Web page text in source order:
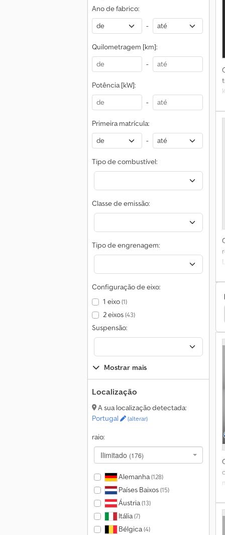
Ano de fabrico:
-
Quilometragem [km]:
-
Potência [kW]:
-
Primeira matrícula:
-
Tipo de combustível:
Classe de emissão:
Tipo de engrenagem:
Configuração de eixo:
1 eixo(1)
2 eixos(43)
Suspensão:
Mostrar mais
Localização
A sua localização detectada:
Portugal
(alterar)
raio:
Ilimitado (176)
Alemanha(128)
Países Baixos(15)
Áustria(13)
Itália(7)
Bélgica(4)
Iveco Descarregamento De Dumpers Por Rolo